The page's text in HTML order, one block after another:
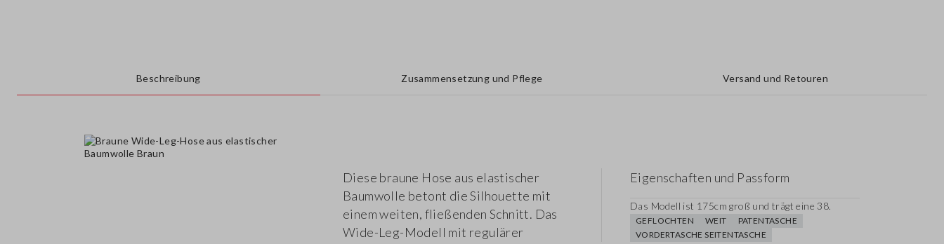
Beschreibung Zusammensetzung und Pflege Versand und Retouren
Diese braune Hose aus elastischer
Baumwolle betont die Silhouette mit
einem weiten, fließenden Schnitt. Das
Wide-Leg-Modell mit regulärer
Eigenschaften und Passform
Das Modell ist 175cm groß und trägt eine 38.
GEFLOCHTEN WEIT
PATENTASCHE
VORDERTASCHE SEITENTASCHE